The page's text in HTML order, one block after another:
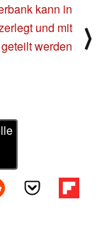
kann in
und mit
werden
⟩